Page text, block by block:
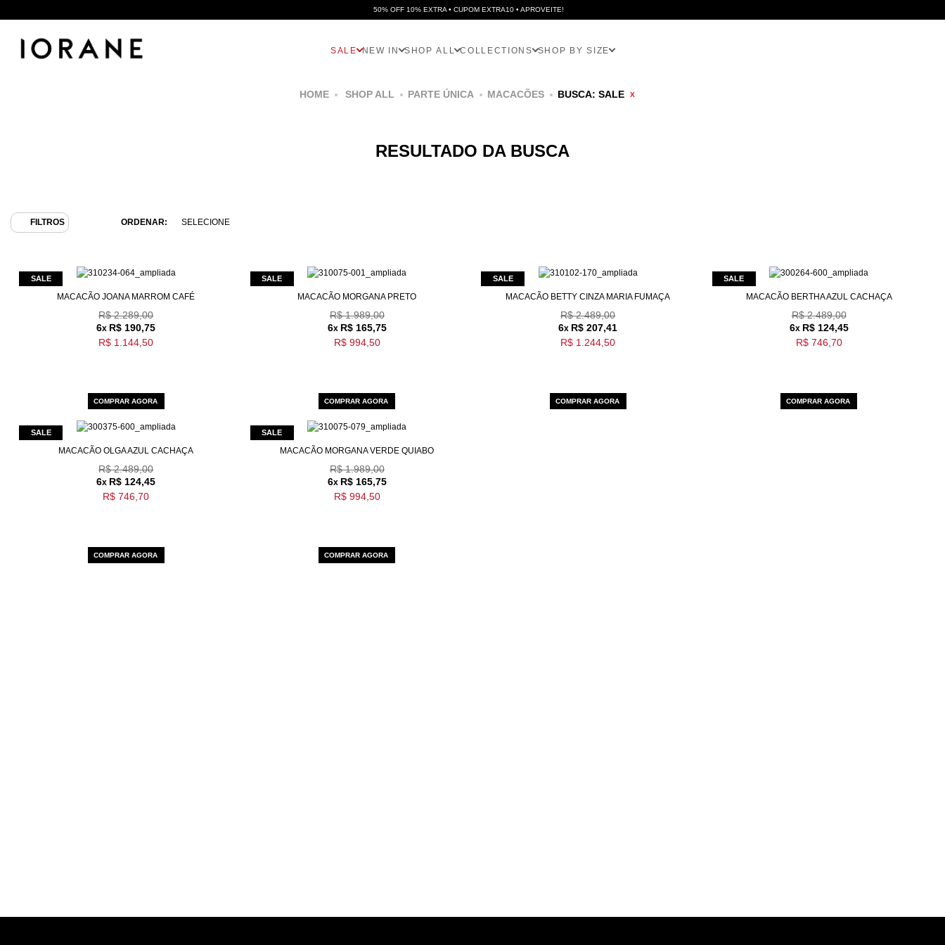
50% OFF 10% EXTRA • CUPOM EXTRA10 • APROVEITE!
SALE NEW IN SHOP ALL COLLECTIONS SHOP BY SIZE
SHOP ALL PARTE ÚNICA MACACÕES BUSCA: SALE X
RESULTADO DA BUSCA
FILTROS ORDENAR: SELECIONE
MAIOR PREÇO
ÚLTIMOS LANÇAMENTOS
MACACÃO JOANA MARROM CAFÉ
R$ 2.289,00
6x R$ 190,75
R$ 1.144,50
COMPRAR AGORA
MACACÃO MORGANA PRETO
R$ 1.989,00
6x R$ 165,75
R$ 994,50
COMPRAR AGORA
MACACÃO BETTY CINZA MARIA FUMAÇA
R$ 2.489,00
6x R$ 207,41
R$ 1.244,50
COMPRAR AGORA
MACACÃO BERTHA AZUL CACHAÇA
R$ 2.489,00
6x R$ 124,45
R$ 746,70
COMPRAR AGORA
MACACÃO OLGA AZUL CACHAÇA
R$ 2.489,00
6x R$ 124,45
R$ 746,70
COMPRAR AGORA
MACACÃO MORGANA VERDE QUIABO
R$ 1.989,00
6x R$ 165,75
R$ 994,50
COMPRAR AGORA